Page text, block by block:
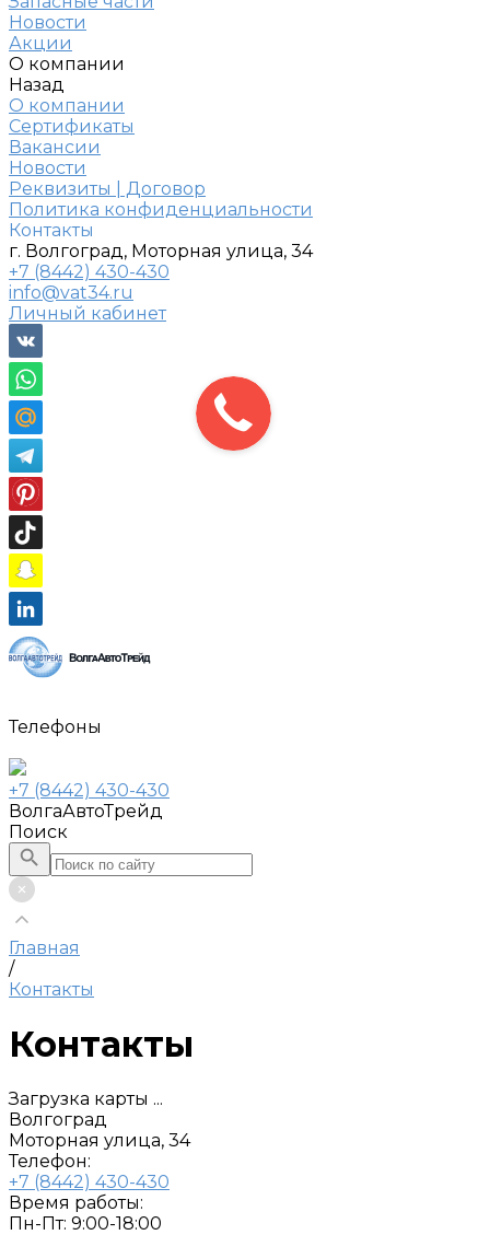
Новости
Акции
О компании
Назад
О компании
Сертификаты
Вакансии
Новости
Реквизиты | Договор
Политика конфиденциальности
Контакты
г. Волгоград, Моторная улица, 34
+7 (8442) 430-430
info@vat34.ru
Личный кабинет
Телефоны
+7 (8442) 430-430
ВолгаАвтоТрейд
Поиск
Главная
/
Контакты
Контакты
Загрузка карты ...
Волгоград
Моторная улица, 34
Телефон:
+7 (8442) 430-430
Время работы:
Пн-Пт: 9:00-18:00